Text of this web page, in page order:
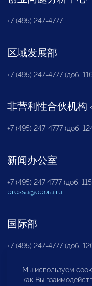
+7 (495) 247-4777
区域发展部
+7 (495) 247-4777 (доб.
非营利性合伙机构
+7 (495) 247-4777 (доб.
新闻办公室
+7 (495) 247 4777 (доб.
pressa@opora.ru
国际部
+7 (495) 247-4777 (доб.
商投权益保护部
Мы используем
как Вы